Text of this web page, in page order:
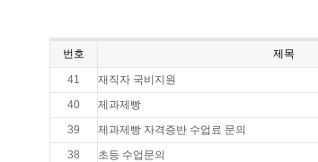
번호 제목
41 재직자 국비지원
40
제과제빵
39
제과제빵 자격증반 수업료 문의
38
초등 수업문의